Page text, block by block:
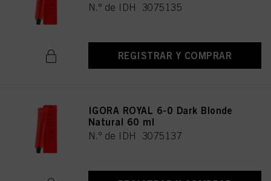
N.º de IDH 3075135
REGISTRAR Y COMPRAR
IGORA ROYAL 6-0 Dark Blonde
Natural 60 ml
N.º de IDH 3075137